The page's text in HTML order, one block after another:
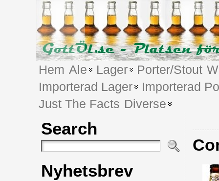
Hem Ale Lager Porter/Stout
Importerad Lager
Importerad
Just The Facts Diverse
Search
Nyhetsbrev